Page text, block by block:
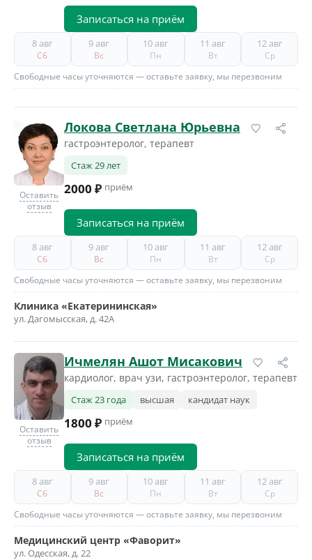
Записаться на приём
8 авг
Сб
9 авг
Вс
10 авг
Пн
11 авг
Вт
12 авг
Ср
Свободные часы уточняются — оставьте заявку, мы перезвоним
Оставить
отзыв
Локова Светлана Юрьевна
гастроэнтеролог, терапевт
Стаж 29 лет
2000 ₽ приём
Записаться на приём
8 авг
Сб
9 авг
Вс
10 авг
Пн
11 авг
Вт
12 авг
Ср
Свободные часы уточняются — оставьте заявку, мы перезвоним
Клиника «Екатерининская»
ул. Дагомысская, д. 42А
Оставить
отзыв
Ичмелян Ашот Мисакович
кардиолог, врач узи, гастроэнтеролог, терапевт
Стаж 23 года высшая кандидат наук
1800 ₽ приём
Записаться на приём
8 авг
Сб
9 авг
Вс
10 авг
Пн
11 авг
Вт
12 авг
Ср
Свободные часы уточняются — оставьте заявку, мы перезвоним
Медицинский центр «Фаворит»
ул. Одесская, д. 22